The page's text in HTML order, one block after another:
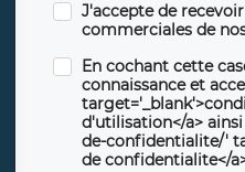
J'accepte de
commerciales de
En cochant cette
connaissance et
d'utilisation</a>
de-confidentialite/'
de confidentialite</